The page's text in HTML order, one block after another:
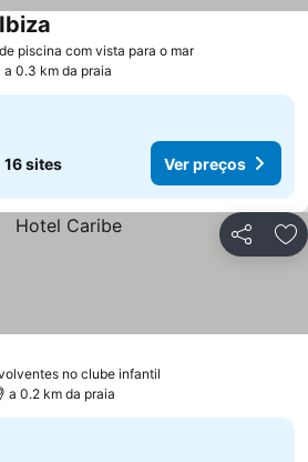
piscina com vista para o marVer preços
a 0.3 km da praia
16 sites Ver preços
Partilhar
no clube infantil
a 0.2 km da praia